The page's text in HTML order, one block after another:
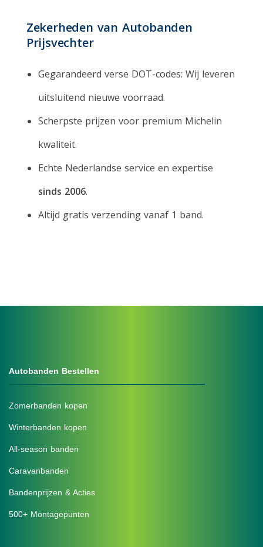
Zekerheden van Autobanden
Prijsvechter
Gegarandeerd verse DOT-codes: Wij leveren
uitsluitend nieuwe voorraad.
Scherpste prijzen voor premium Michelin
kwaliteit.
Echte Nederlandse service en expertise
sinds 2006.
Altijd gratis verzending vanaf 1 band.
Autobanden Bestellen
Zomerbanden kopen
Winterbanden kopen
All-season banden
Caravanbanden
Bandenprijzen & Acties
500+ Montagepunten